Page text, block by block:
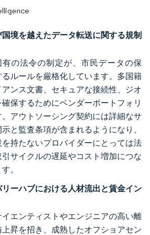
境を越えたデータ転送に関する規制
有の法令の制定が、市民データの保
ルールを厳格化しています。多国籍
ンス文書、セキュアな接続性、ジオ
保するためにベンダーポートフォリ
アウトソーシング契約には詳細なサ
と監査条項が含まれるようになり、
持たないプロバイダーにとっては法
サイクルの遅延やコスト増加につな
。
ーハブにおける人材流出と賃金イン
エンティストやエンジニアの高い離
昇を招き、成熟したオフショアセン